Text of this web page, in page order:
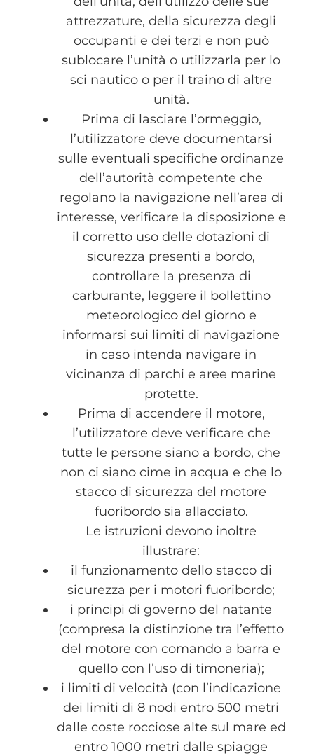
attrezzature, della sicurezza degli
occupanti e dei terzi e non può
sublocare l’unità o utilizzarla per lo
sci nautico o per il traino di altre
unità.
Prima di lasciare l’ormeggio,
l’utilizzatore deve documentarsi
sulle eventuali specifiche ordinanze
dell’autorità competente che
regolano la navigazione nell’area di
interesse, verificare la disposizione e
il corretto uso delle dotazioni di
sicurezza presenti a bordo,
controllare la presenza di
carburante, leggere il bollettino
meteorologico del giorno e
informarsi sui limiti di navigazione
in caso intenda navigare in
vicinanza di parchi e aree marine
protette.
Prima di accendere il motore,
l’utilizzatore deve verificare che
tutte le persone siano a bordo, che
non ci siano cime in acqua e che lo
stacco di sicurezza del motore
fuoribordo sia allacciato.
Le istruzioni devono inoltre
illustrare:
il funzionamento dello stacco di
sicurezza per i motori fuoribordo;
i principi di governo del natante
(compresa la distinzione tra l’effetto
del motore con comando a barra e
quello con l’uso di timoneria);
i limiti di velocità (con l’indicazione
dei limiti di 8 nodi entro 500 metri
dalle coste rocciose alte sul mare ed
entro 1000 metri dalle spiagge